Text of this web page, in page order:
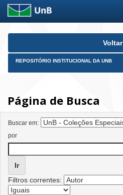
Skip
Voltar
REPOSITÓRIO INSTITUCIONAL DA UNB
Página de Busca
Buscar em:
por
Filtros correntes: